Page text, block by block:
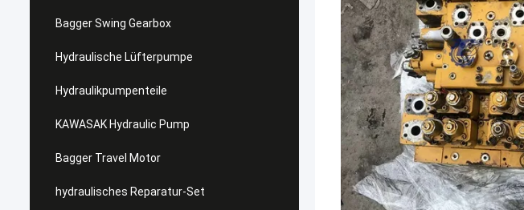
Bagger Swing Gearbox
Hydraulische Lüfterpumpe
Hydraulikpumpenteile
KAWASAK Hydraulic Pump
Bagger Travel Motor
hydraulisches Reparatur-Set